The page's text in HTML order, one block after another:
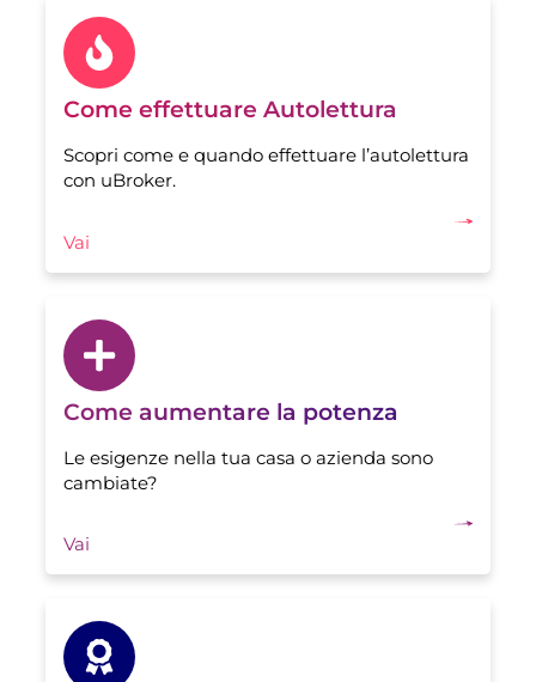
Come effettuare Autolettura
Scopri come e quando effettuare l’autolettura
con uBroker.
Vai
Come aumentare la potenza
Le esigenze nella tua casa o azienda sono
cambiate?
Vai